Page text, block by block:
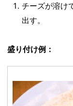
チーズが溶け
出す。
盛り付け例：